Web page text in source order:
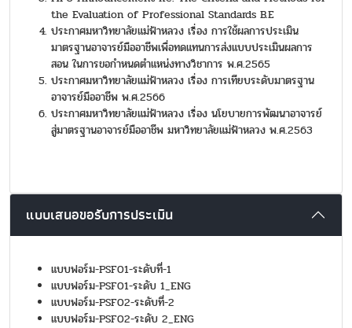
the Evaluation of Professional Standards B.E
ประกาศมหาวิทยาลัยแม่ฟ้าหลวง เรื่อง การใช้ผลการประเมิน
มาตรฐานอาจารย์มืออาชีพเพื่อทดแทนการส่งแบบประเมินผลการ
สอน ในการขอกำหนดตำแหน่งทางวิชาการ พ.ศ.2565
ประกาศมหาวิทยาลัยแม่ฟ้าหลวง เรื่อง การเทียบระดับมาตรฐาน
อาจารย์มืออาชีพ พ.ศ.2566
ประกาศมหาวิทยาลัยแม่ฟ้าหลวง เรื่อง นโยบายการพัฒนาอาจารย์
สู่มาตรฐานอาจารย์มืออาชีพ มหาวิทยาลัยแม่ฟ้าหลวง พ.ศ.2563
แบบเสนอขอรับการประเมิน
แบบฟอร์ม-PSF01-ระดับที่-1
แบบฟอร์ม-PSF01-ระดับ 1_ENG
แบบฟอร์ม-PSF02-ระดับที่-2
แบบฟอร์ม-PSF02-ระดับ 2_ENG